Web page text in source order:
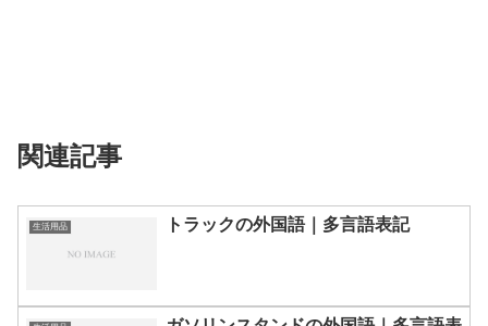
関連記事
生活用品 トラックの外国語｜多言語表記